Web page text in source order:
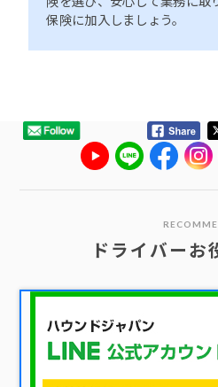
保険に加入しましょう。
ドライバーお